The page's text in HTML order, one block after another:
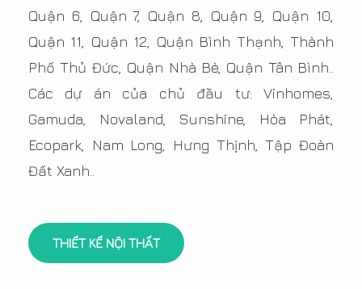
Quận 6, Quận 7, Quận 8, Quận 9, Quận 10,
Quận 11, Quận 12, Quận Bình Thạnh, Thành
Phố Thủ Đức, Quận Nhà Bè, Quận Tân Bình..
Các dự án của chủ đầu tư: Vinhomes,
Gamuda, Novaland, Sunshine, Hòa Phát,
Ecopark, Nam Long, Hưng Thịnh, Tập Đoàn
Đất Xanh..
THIẾT KẾ NỘI THẤT